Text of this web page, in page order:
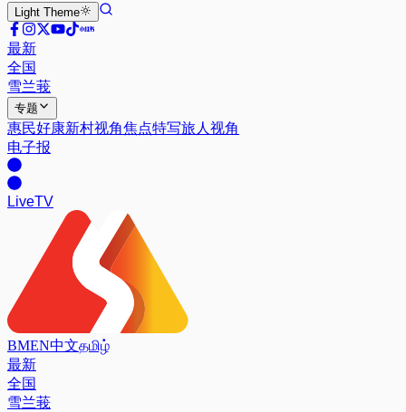
Light Theme
最新
全国
雪兰莪
专题
惠民好康新村视角焦点特写旅人视角
电子报
LiveTV
BMEN中文தமிழ்
最新
全国
雪兰莪